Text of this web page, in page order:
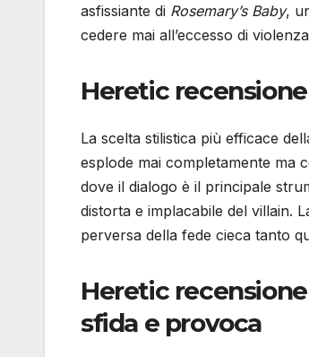
asfissiante di Rosemary’s Baby,
cedere mai all’eccesso di violenza
Heretic
La scelta stilistica più efficace
esplode mai completamente ma
dove il dialogo è il principale
distorta e implacabile del villain.
perversa della fede cieca tanto
Heretic
sfida e provoca